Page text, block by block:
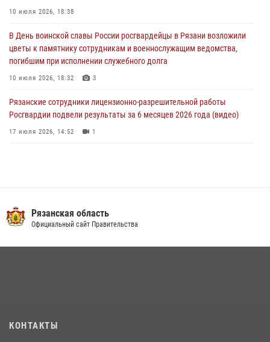
подразделений за первое полугодие 2026 года
16 июля 2026, 11:36 2
10 июля 2026, 18:38
В День воинской славы России росгвардейцы в Рязани возложили
цветы к памятнику сотрудникам и военнослужащим ведомства,
погибшим при исполнении служебного долга
10 июля 2026, 18:32 3
Рязанские сотрудники лицензионно-разрешительной работы
Росгвардии подвели результаты за 6 месяцев 2026 года (видео)
17 июля 2026, 14:52 1
Вневедомственная охрана подвела итоги деятельности
подразделений за первое полугодие 2026 года
матча на «Рязань Арена»
Рязанская область
Официальный сайт Правительства
КОНТАКТЫ